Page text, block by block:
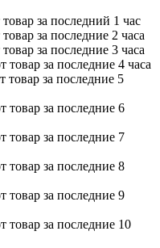
за последний 1 час
за последние 2 часа
за последние 3 часа
за последние 4 часа
товар за последние 5
товар за последние 6
товар за последние 7
товар за последние 8
товар за последние 9
товар за последние 10